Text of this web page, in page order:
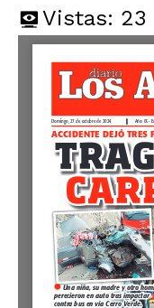
Vistas: 23